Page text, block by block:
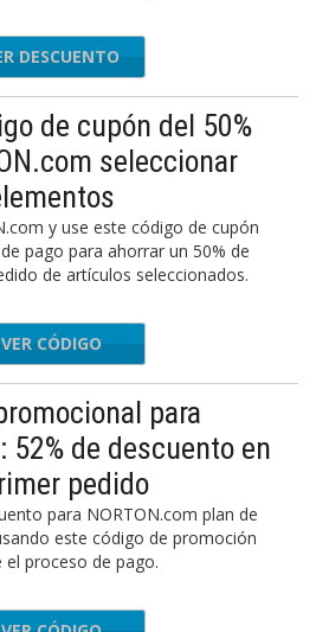
DESCUENTO
de cupón del 50%
seleccionar
y use este código de cupón
pago para ahorrar un 50% de
de artículos seleccionados.
NSG
VER CÓDIGO
para
52% de descuento en
pedido
para NORTON.com plan de
este código de promoción
el proceso de pago.